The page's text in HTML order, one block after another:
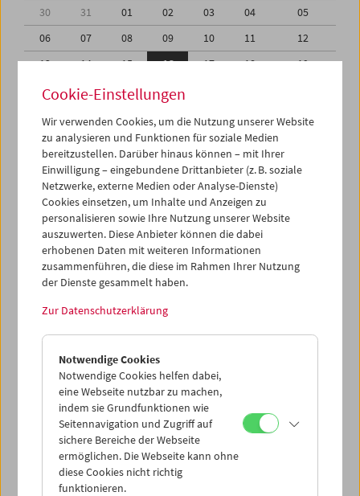
30 31 01 02 03 04
05
06
07 08 09 10 11
12
13
14 15 16 17 18
19
20
21 22 23
27
29 01
03
04
05 06 07 08 09
iCalender
Programmheft-PDF
English language or subtitles
< Vorherige Woche
Mo 13.6.
Di 14.6.
Mi 15.6.
Do 16.6.
Cookie-Einstellungen
Wir verwenden Cookies, um die Nutzung unserer Website
zu analysieren und Funktionen für soziale Medien
bereitzustellen. Darüber hinaus können – mit Ihrer
Einwilligung – eingebundene Drittanbieter (z. B. soziale
Netzwerke, externe Medien oder Analyse-Dienste)
Cookies einsetzen, um Inhalte und Anzeigen zu
personalisieren sowie Ihre Nutzung unserer Website
auszuwerten. Diese Anbieter können die dabei
erhobenen Daten mit weiteren Informationen
zusammenführen, die diese im Rahmen Ihrer Nutzung
der Dienste gesammelt haben.
Zur Datenschutzerklärung
Notwendige Cookies
Notwendige Cookies helfen dabei,
eine Webseite nutzbar zu machen,
indem sie Grundfunktionen wie
Seitennavigation und Zugriff auf
sichere Bereiche der Webseite
ermöglichen. Die Webseite kann ohne
diese Cookies nicht richtig
funktionieren.